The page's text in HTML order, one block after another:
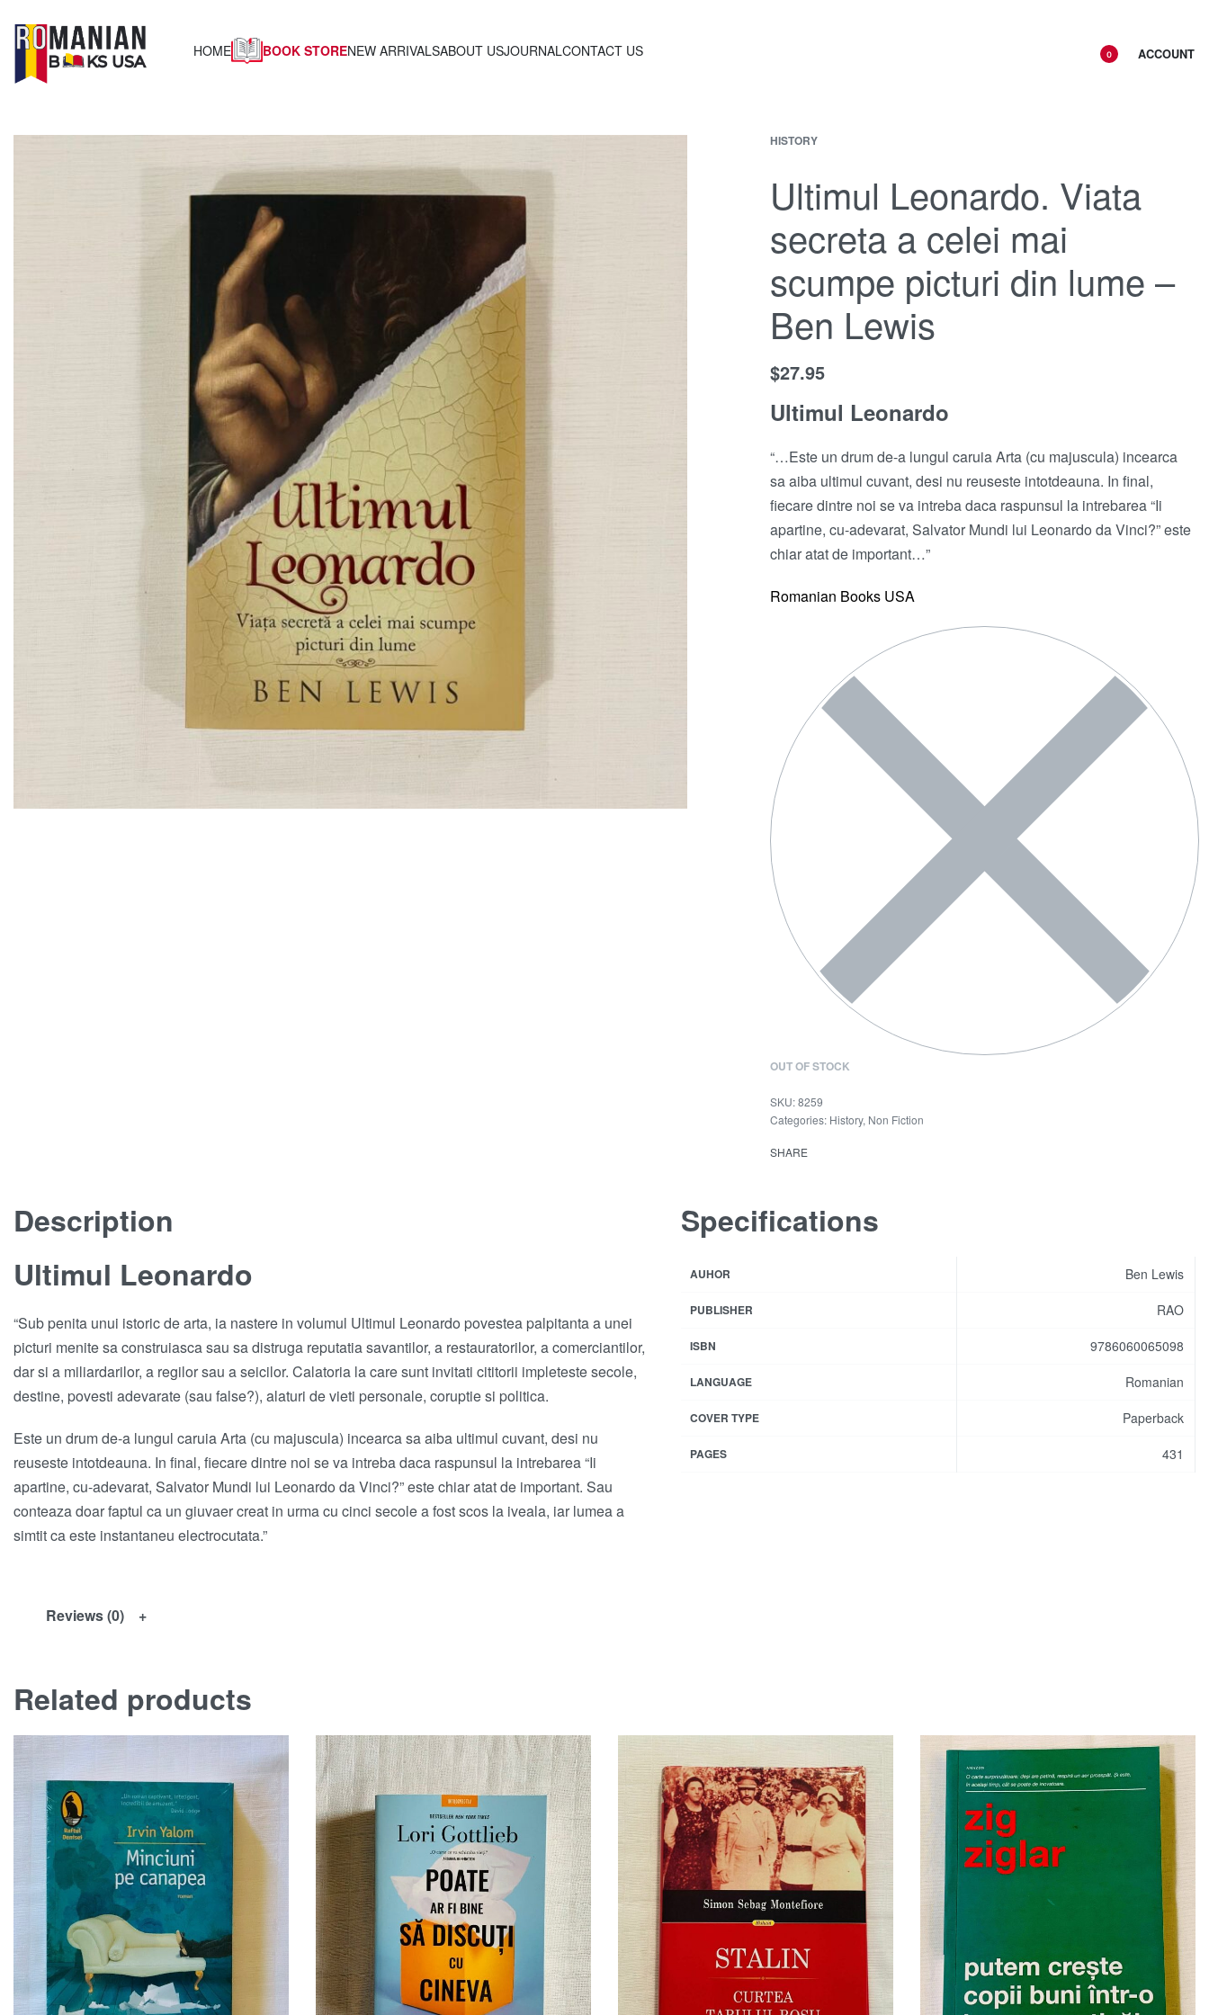
HOME BOOK STORENEW ARRIVALSABOUT USJOURNALCONTACT US 0 ACCOUNT
HISTORY
Ultimul Leonardo. Viata
secreta a celei mai
scumpe picturi din lume –
Ben Lewis
$27.95
Ultimul Leonardo
“…Este un drum de-a lungul caruia Arta (cu majuscula) incearca
sa aiba ultimul cuvant, desi nu reuseste intotdeauna. In final,
fiecare dintre noi se va intreba daca raspunsul la intrebarea “Ii
apartine, cu-adevarat, Salvator Mundi lui Leonardo da Vinci?” este
chiar atat de important…”
Romanian Books USA
OUT OF STOCK
8259
Categories: History, Non Fiction
SHARE
Description
Ultimul Leonardo
“Sub penita unui istoric de arta, ia nastere in volumul Ultimul Leonardo povestea palpitanta a unei
picturi menite sa construiasca sau sa distruga reputatia savantilor, a restauratorilor, a comerciantilor,
dar si a miliardarilor, a regilor sau a seicilor. Calatoria la care sunt invitati cititorii impleteste secole,
destine, povesti adevarate (sau false?), alaturi de vieti personale, coruptie si politica.
Este un drum de-a lungul caruia Arta (cu majuscula) incearca sa aiba ultimul cuvant, desi nu
reuseste intotdeauna. In final, fiecare dintre noi se va intreba daca raspunsul la intrebarea “Ii
apartine, cu-adevarat, Salvator Mundi lui Leonardo da Vinci?” este chiar atat de important. Sau
conteaza doar faptul ca un giuvaer creat in urma cu cinci secole a fost scos la iveala, iar lumea a
simtit ca este instantaneu electrocutata.”
Specifications
AUHOR Ben Lewis
PUBLISHER RAO
ISBN 9786060065098
LANGUAGE Romanian
COVER TYPE Paperback
PAGES 431
Reviews (0)
Related products